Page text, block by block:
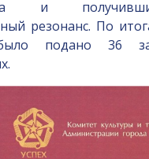
и
резонанс. По
подано 36